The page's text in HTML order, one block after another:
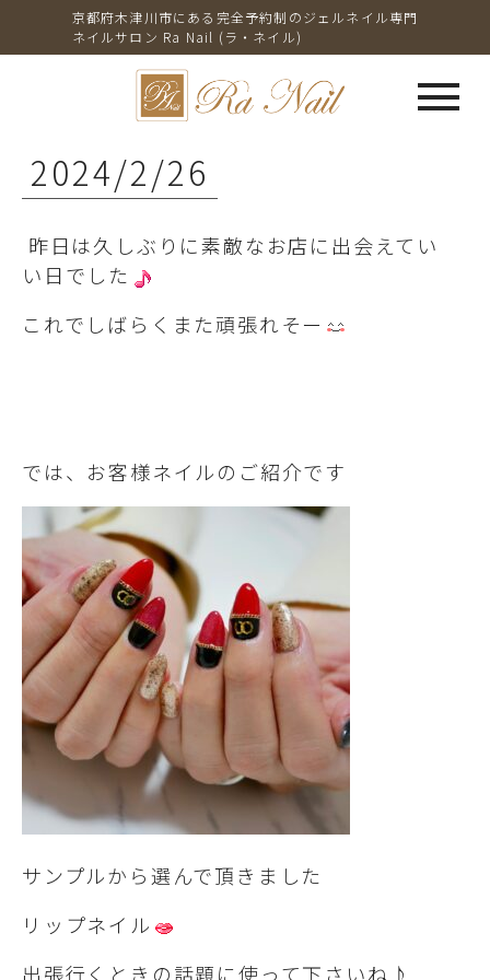
京都府木津川市にある完全予約制のジェルネイル専門
ネイルサロン Ra Nail (ラ・ネイル)
menu
2024/2/26
昨日は久しぶりに素敵なお店に出会えてい
い日でした
これでしばらくまた頑張れそー
では、お客様ネイルのご紹介です
サンプルから選んで頂きました
リップネイル
出張行くときの話題に使って下さいね♪